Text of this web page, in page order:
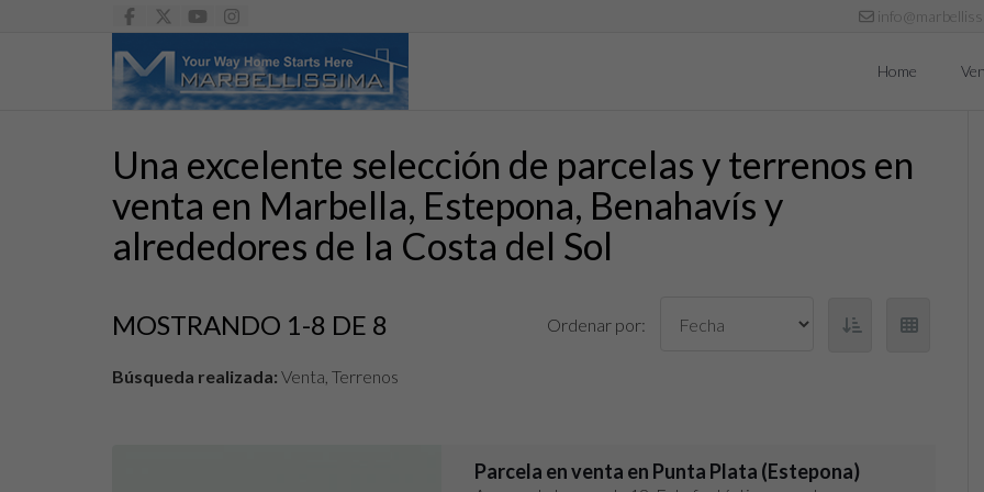
Home
Una excelente selección de parcelas y terrenos en
venta en Marbella, Estepona, Benahavís y
alrededores de la Costa del Sol
MOSTRANDO 1-8 DE 8 Ordenar por:
Búsqueda realizada: Venta, Terrenos
Parcela en venta en Punta Plata (Estepona)